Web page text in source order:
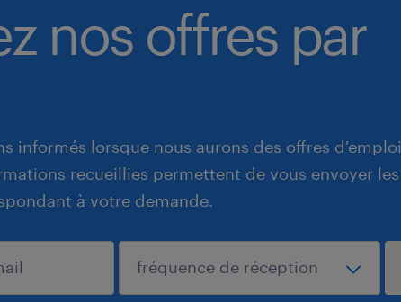
nos offres par
informés lorsque nous aurons des offres d'emploi
recueillies permettent de vous envoyer les
à votre demande.